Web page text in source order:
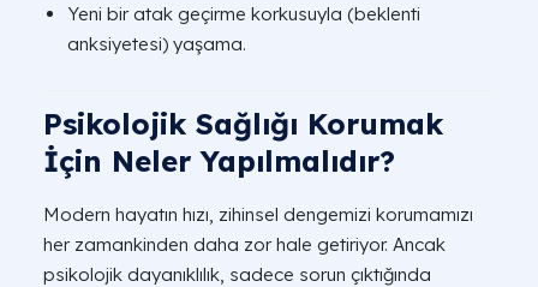
Yeni bir atak geçirme korkusuyla (beklenti
anksiyetesi) yaşama.
Psikolojik Sağlığı Korumak
İçin Neler Yapılmalıdır?
Modern hayatın hızı, zihinsel dengemizi korumamızı
her zamankinden daha zor hale getiriyor. Ancak
psikolojik dayanıklılık, sadece sorun çıktığında